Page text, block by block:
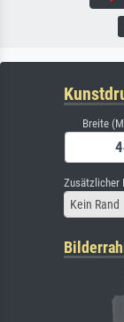
Breite
Zusätzlicher
Kein Rand